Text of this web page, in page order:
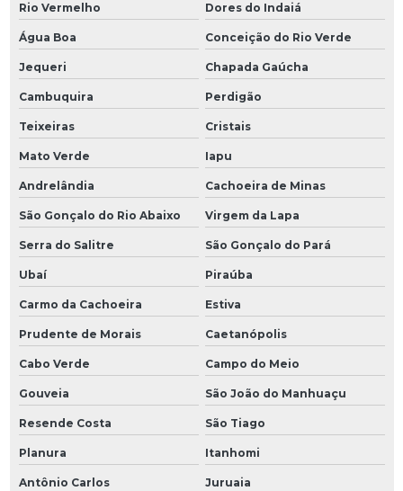
Rio Vermelho Dores do Indaiá
Água Boa Conceição do Rio Verde
Jequeri Chapada Gaúcha
Cambuquira Perdigão
Teixeiras Cristais
Mato Verde Iapu
Andrelândia Cachoeira de Minas
São Gonçalo do Rio Abaixo Virgem da Lapa
Serra do Salitre São Gonçalo do Pará
Ubaí Piraúba
Carmo da Cachoeira Estiva
Prudente de Morais Caetanópolis
Cabo Verde Campo do Meio
Gouveia São João do Manhuaçu
Resende Costa São Tiago
Planura Itanhomi
Antônio Carlos Juruaia